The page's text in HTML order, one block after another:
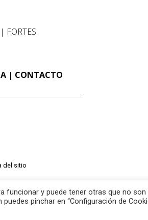
FORTES
CONTACTO
del sitio
funcionar y puede tener otras que no son
pinchar en “Configuración de